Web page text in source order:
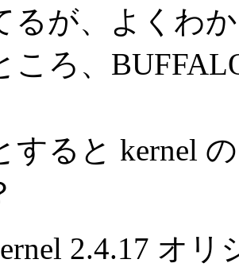
るが、よくわ
ころ、
すると kernel
2.4.17 オ